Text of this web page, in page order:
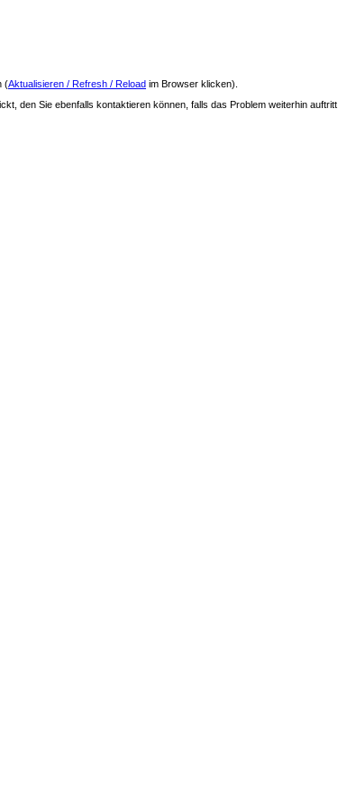
(Aktualisieren / Refresh / Reload im Browser klicken).
den Sie ebenfalls kontaktieren können, falls das Problem weiterhin auftritt.